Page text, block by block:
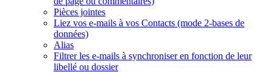
Pièces jointes
Liez vos e-mails à vos Contacts (mode 2-bases de
données)
Alias
Filtrer les e-mails à synchroniser en fonction de leur
libellé ou dossier